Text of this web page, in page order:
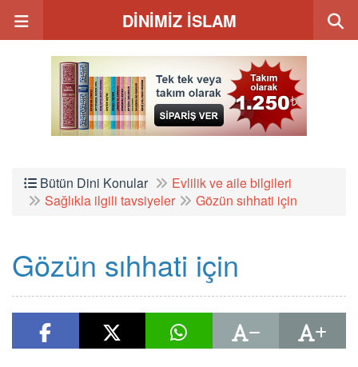
DİNİMİZ İSLAM
Bütün Dini Konular
Evlilik ve aile bilgileri
Sağlıkla ilgili tavsiyeler
Gözün sıhhati için
Gözün sıhhati için